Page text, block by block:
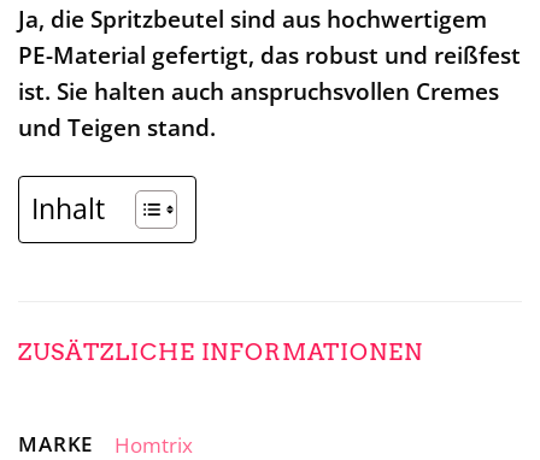
Ja, die Spritzbeutel sind aus hochwertigem
PE-Material gefertigt, das robust und reißfest
ist. Sie halten auch anspruchsvollen Cremes
und Teigen stand.
Inhalt
ZUSÄTZLICHE INFORMATIONEN
MARKE Homtrix